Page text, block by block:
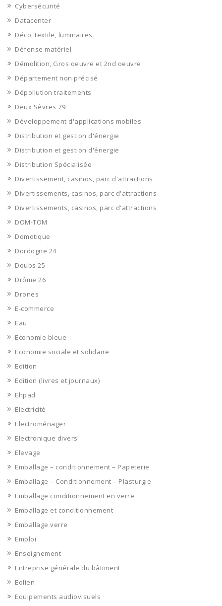
Cybersécurité
Datacenter
Déco, textile, luminaires
Défense matériel
Démolition, Gros oeuvre et 2nd oeuvre
Département non précisé
Dépollution traitements
Deux Sèvres 79
Développement d'applications mobiles
Distribution et gestion d'énergie
Distribution et gestion d'énergie
Distribution Spécialisée
Divertissement, casinos, parc d'attractions
Divertissements, casinos, parc d'attractions
Divertissements, casinos, parc d'attractions
DOM-TOM
Domotique
Dordogne 24
Doubs 25
Drôme 26
Drones
E-commerce
Eau
Economie bleue
Economie sociale et solidaire
Edition
Edition (livres et journaux)
Ehpad
Electricité
Electroménager
Electronique divers
Elevage
Emballage – conditionnement – Papeterie
Emballage – Conditionnement – Plasturgie
Emballage conditionnement en verre
Emballage et conditionnement
Emballage verre
Emploi
Enseignement
Entreprise générale du bâtiment
Eolien
Equipements audiovisuels